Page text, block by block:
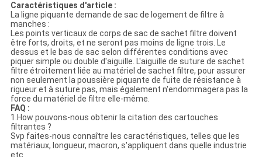
Caractéristiques d'article :
La ligne piquante demande de sac de logement de filtre à
manches :
Les points verticaux de corps de sac de sachet filtre doivent
être forts, droits, et ne seront pas moins de ligne trois. Le
dessus et le bas de sac selon différentes conditions avec
piquer simple ou double d'aiguille. L'aiguille de suture de sachet
filtre étroitement liée au matériel de sachet filtre, pour assurer
non seulement la poussière piquante de fuite de résistance à
rigueur et à suture pas, mais également n'endommagera pas la
force du matériel de filtre elle-même.
FAQ :
1.How pouvons-nous obtenir la citation des cartouches
filtrantes ?
Svp faites-nous connaître les caractéristiques, telles que les
matériaux, longueur, macron, s'appliquent dans quelle industrie
etc.